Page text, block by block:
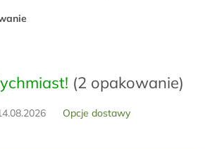
(2 opakowanie)
Opcje dostawy